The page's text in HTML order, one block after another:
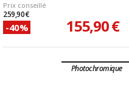
Prix conseillé
259,90 €
-40% 155,90 €
Photochromique